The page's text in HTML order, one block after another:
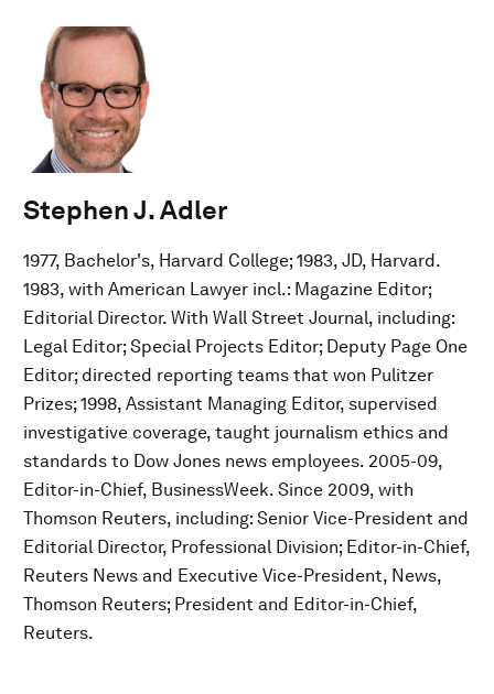
Stephen J. Adler
1977, Bachelor's, Harvard College; 1983, JD, Harvard.
1983, with American Lawyer incl.: Magazine Editor;
Editorial Director. With Wall Street Journal, including:
Legal Editor; Special Projects Editor; Deputy Page One
Editor; directed reporting teams that won Pulitzer
Prizes; 1998, Assistant Managing Editor, supervised
investigative coverage, taught journalism ethics and
standards to Dow Jones news employees. 2005-09,
Editor-in-Chief, BusinessWeek. Since 2009, with
Thomson Reuters, including: Senior Vice-President and
Editorial Director, Professional Division; Editor-in-Chief,
Reuters News and Executive Vice-President, News,
Thomson Reuters; President and Editor-in-Chief,
Reuters.